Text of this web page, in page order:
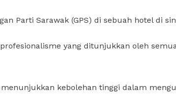
Parti Sarawak (GPS) di sebuah hotel di
yang ditunjukkan oleh
kebolehan tinggi dalam